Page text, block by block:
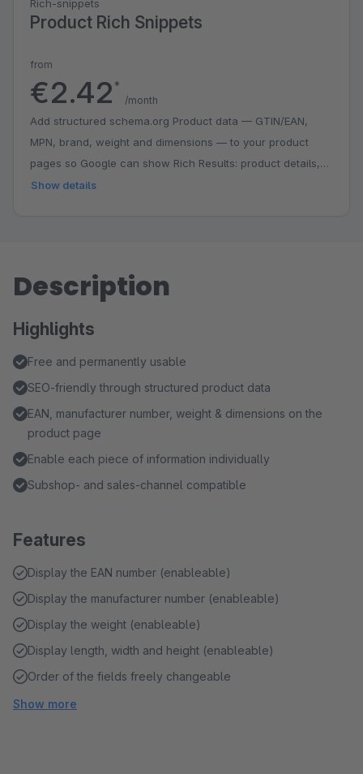
Rich-snippets
Product Rich Snippets
from
€2.42 *
/month
Add structured schema.org Product data — GTIN/EAN,
MPN, brand, weight and dimensions — to your product
pages so Google can show Rich Results: product details,
price, availability and identifiers directly in the search
Show details
Description
Highlights
Free and permanently usable
SEO-friendly through structured product data
EAN, manufacturer number, weight & dimensions on the
product page
Enable each piece of information individually
Subshop- and sales-channel compatible
Features
Display the EAN number (enableable)
Display the manufacturer number (enableable)
Display the weight (enableable)
Display length, width and height (enableable)
Order of the fields freely changeable
Show more